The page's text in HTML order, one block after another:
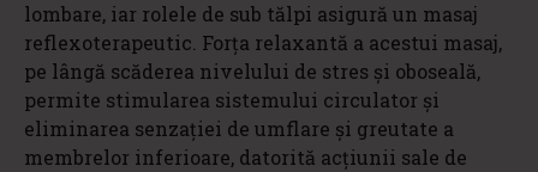
lombare, iar rolele de sub tălpi asigură un masaj
reflexoterapeutic. Forța relaxantă a acestui masaj,
pe lângă scăderea nivelului de stres și oboseală,
permite stimularea sistemului circulator și
eliminarea senzației de umflare și greutate a
membrelor inferioare, datorită acțiunii sale de